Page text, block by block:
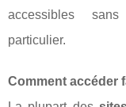
accessibles
particulier.
Comment accéder